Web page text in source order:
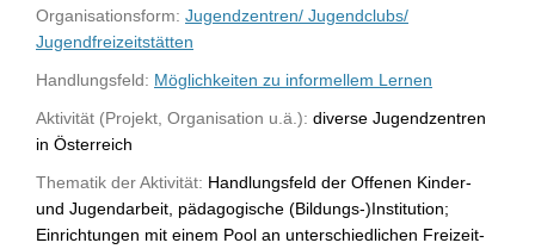
Organisationsform: Jugendzentren/ Jugendclubs/
Jugendfreizeitstätten
Handlungsfeld: Möglichkeiten zu informellem Lernen
Aktivität (Projekt, Organisation u.ä.): diverse Jugendzentren
in Österreich
Thematik der Aktivität: Handlungsfeld der Offenen Kinder-
und Jugendarbeit, pädagogische (Bildungs-)Institution;
Einrichtungen mit einem Pool an unterschiedlichen Freizeit-